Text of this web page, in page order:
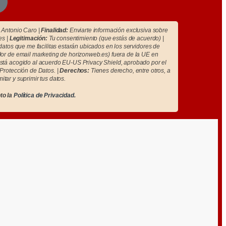
Caro |Finalidad: Enviarte información exclusiva sobre
| Legitimación:Tu consentimiento (que estás de acuerdo) |
que me facilitas estarán ubicados en los servidores de
de email marketing de horizonweb.es) fuera de la UE en
acogido al acuerdo EU-US Privacy Shield, aprobado por el
de Datos. |Derechos: Tienes derecho, entre otros, a
y suprimir tus datos.
la Política de Privacidad.